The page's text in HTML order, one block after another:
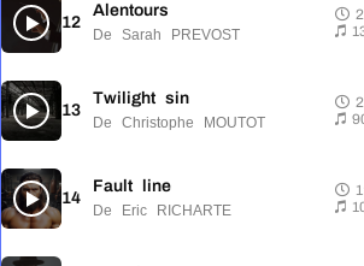
12
Alentours
De Sarah PREVOST
13
Twilight sin
De Christophe MOUTOT
14
Fault line
De Eric RICHARTE